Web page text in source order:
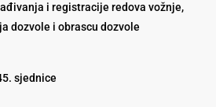
i registracije redova vožnje,
dozvole i obrascu dozvole
sjednice